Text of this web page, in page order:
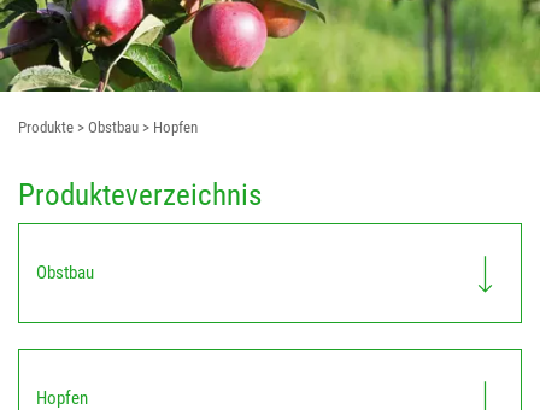
Produkte > Obstbau > Hopfen
Produkteverzeichnis
Obstbau
Hopfen